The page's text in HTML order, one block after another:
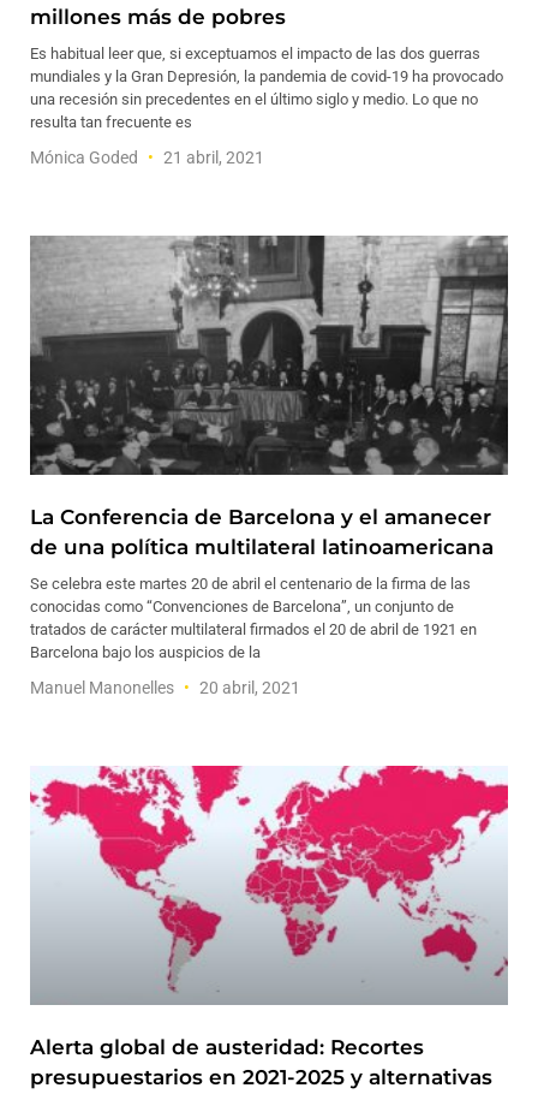
millones más de pobres
Es habitual leer que, si exceptuamos el impacto de las dos guerras
mundiales y la Gran Depresión, la pandemia de covid-19 ha provocado
una recesión sin precedentes en el último siglo y medio. Lo que no
resulta tan frecuente es
Mónica Goded 21 abril, 2021
La Conferencia de Barcelona y el amanecer
de una política multilateral latinoamericana
Se celebra este martes 20 de abril el centenario de la firma de las
conocidas como “Convenciones de Barcelona”, un conjunto de
tratados de carácter multilateral firmados el 20 de abril de 1921 en
Barcelona bajo los auspicios de la
Manuel Manonelles 20 abril, 2021
Alerta global de austeridad: Recortes
presupuestarios en 2021-2025 y alternativas